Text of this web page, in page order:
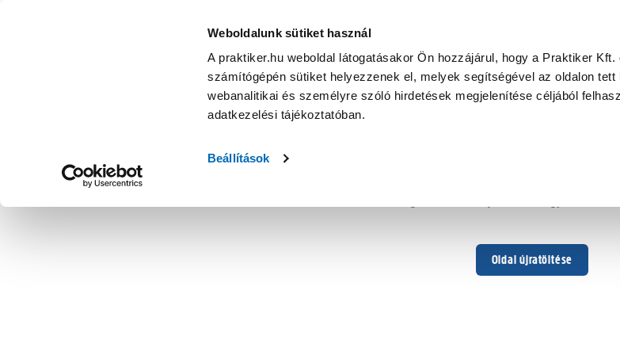
Weboldalunk sütiket használ
A praktiker.hu weboldal látogatásakor Ön hozzájárul, hogy a Praktiker
számítógépén sütiket helyezzenek el, melyek segítségével az oldalon tett
webanalitikai és személyre szóló hirdetések megjelenítése céljából
adatkezelési tájékoztatóban.
Beállítások
Oldal újratöltése